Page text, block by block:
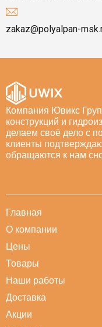
zakaz@polyalpan-
Компания Ювикс
конструкций и
делаем своё дело с
клиенты
обращаются к нам
Главная
О компании
Цены
Товары
Наши работы
Доставка
Акции